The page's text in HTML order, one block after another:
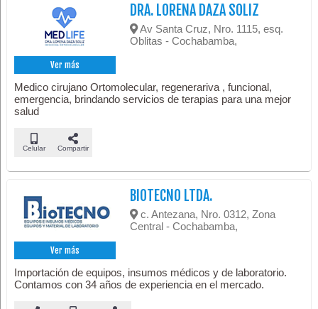
Ver más
DRA. LORENA DAZA SOLIZ
Av Santa Cruz, Nro. 1115, esq.
Oblitas - Cochabamba,
Medico cirujano Ortomolecular, regenerariva , funcional,
emergencia, brindando servicios de terapias para una mejor
salud
Celular Compartir
Ver más
BIOTECNO LTDA.
c. Antezana, Nro. 0312, Zona
Central - Cochabamba,
Importación de equipos, insumos médicos y de laboratorio.
Contamos con 34 años de experiencia en el mercado.